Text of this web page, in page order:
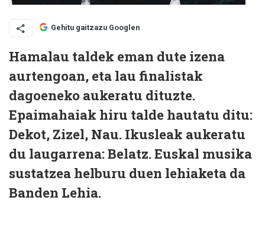
Gehitu gaitzazu Googlen
Hamalau taldek eman dute izena
aurtengoan, eta lau finalistak
dagoeneko aukeratu dituzte.
Epaimahaiak hiru talde hautatu ditu:
Dekot, Zizel, Nau. Ikusleak aukeratu
du laugarrena: Belatz. Euskal musika
sustatzea helburu duen lehiaketa da
Banden Lehia.